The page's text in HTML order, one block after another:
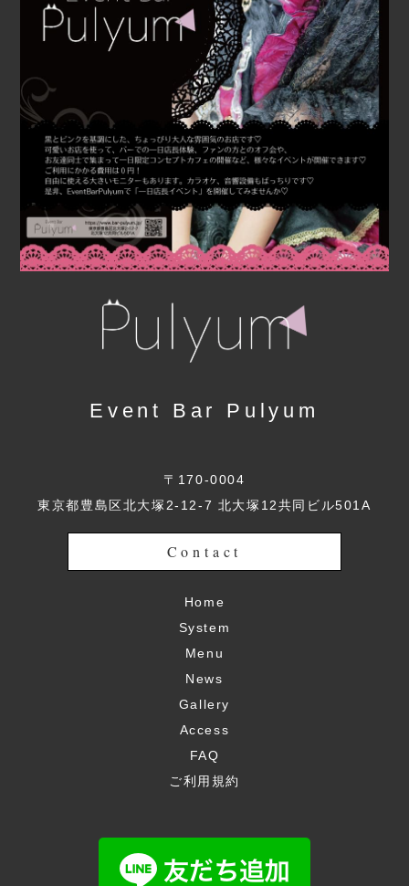
Event Bar Pulyum
〒170-0004
東京都豊島区北大塚2-12-7 北大塚12共同ビル501A
Contact
Home
System
Menu
News
Gallery
Access
FAQ
ご利用規約